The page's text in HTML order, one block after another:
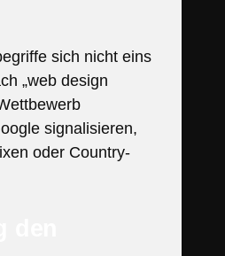
sich nicht eins
„web design
signalisieren,
oder Country-